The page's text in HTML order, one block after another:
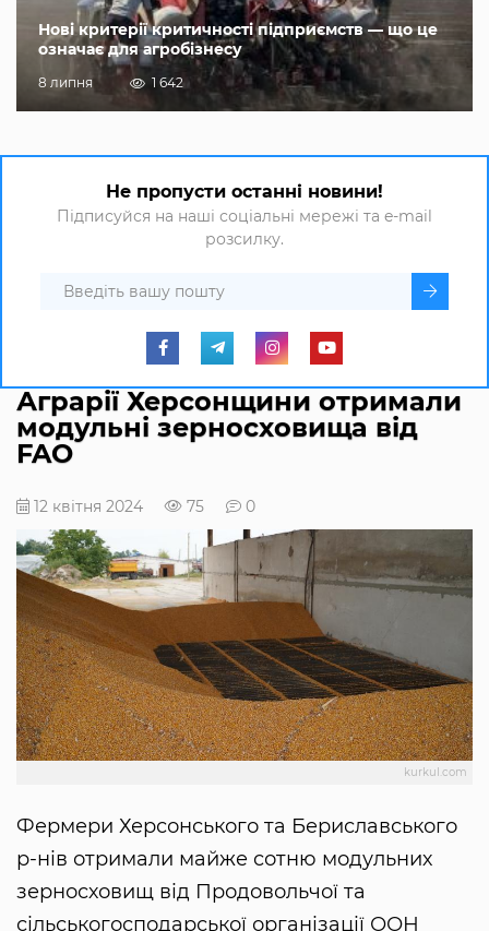
Нові критерії критичності підприємств — що це
означає для агробізнесу
8 липня 1 642
Не пропусти останні новини!
Підписуйся на наші соціальні мережі та e-mail
розсилку.
Аграрії Херсонщини отримали
модульні зерносховища від
FAO
12 квітня 2024 75 0
kurkul.com
Фермери Херсонського та Бериславського
р-нів отримали майже сотню модульних
зерносховищ від Продовольчої та
сільськогосподарської організації ООН